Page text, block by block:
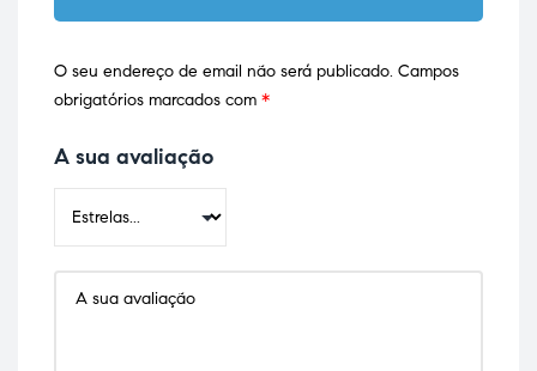
O seu endereço de email não será publicado. Campos
obrigatórios marcados com *
A sua avaliação